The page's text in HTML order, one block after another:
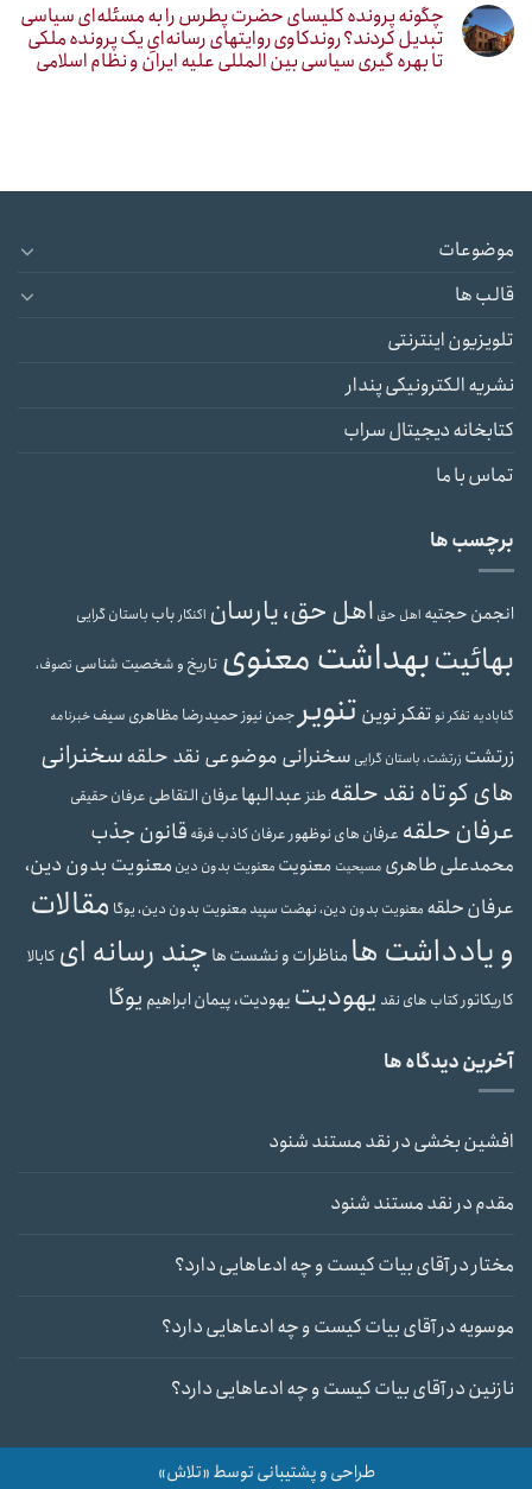
چگونه پرونده کلیسای حضرت پطرس را به مسئله‌ای سیاسی
تبدیل کردند؟ روندکاوی روایتهای رسانه‌ایِ یک پرونده ملکی
تا بهره گیری سیاسی بین المللی علیه ایران و نظام اسلامی
موضوعات
قالب ها
تلویزیون اینترنتی
نشریه الکترونیکی پندار
کتابخانه دیجیتال سراب
تماس با ما
برچسب ها
انجمن حجتیه اهل حق اهل حق، یارسان اکنکار باب باستان گرایی
بهائیتبهداشت معنوی تاریخ و شخصیت شناسی تصوف،
گنابادیه تفکر نوتفکر نوین تنویر جمن نیوز حمیدرضا مظاهری سیفخبرنامه
زرتشت زرتشت، باستان گرایی سخنرانی موضوعی نقد حلقهسخنرانی
های کوتاه نقد حلقه طنز عبدالبهاعرفان التقاطی عرفان حقیقی
عرفان حلقه عرفان های نوظهور عرفان کاذبفرقه قانون جذب
محمدعلی طاهری مسیحیت معنویت معنویت بدون دین معنویت بدون دین،
عرفان حلقه معنویت بدون دین، نهضت سپیدمعنویت بدون دین، یوگا مقالات
و یادداشت هامناظرات و نشست ها چند رسانه ای کابالا
کاریکاتور کتاب های نقد یهودیت یهودیت، پیمان ابراهیم یوگا
آخرین دیدگاه ها
افشین بخشیدرنقد مستند شنود
مقدمدرنقد مستند شنود
مختاردرآقای بیات کیست و چه ادعاهایی دارد؟
موسویهدرآقای بیات کیست و چه ادعاهایی دارد؟
نازنیندرآقای بیات کیست و چه ادعاهایی دارد؟
طراحی و پشتیبانی توسط «تلاش»